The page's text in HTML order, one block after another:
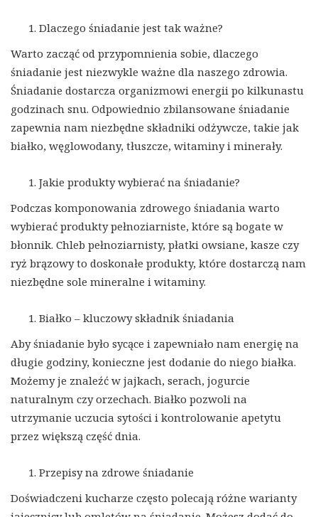
Dlaczego śniadanie jest tak ważne?
Warto zacząć od przypomnienia sobie, dlaczego
śniadanie jest niezwykle ważne dla naszego zdrowia.
Śniadanie dostarcza organizmowi energii po kilkunastu
godzinach snu. Odpowiednio zbilansowane śniadanie
zapewnia nam niezbędne składniki odżywcze, takie jak
białko, węglowodany, tłuszcze, witaminy i minerały.
Jakie produkty wybierać na śniadanie?
Podczas komponowania zdrowego śniadania warto
wybierać produkty pełnoziarniste, które są bogate w
błonnik. Chleb pełnoziarnisty, płatki owsiane, kasze czy
ryż brązowy to doskonałe produkty, które dostarczą nam
niezbędne sole mineralne i witaminy.
Białko – kluczowy składnik śniadania
Aby śniadanie było sycące i zapewniało nam energię na
długie godziny, konieczne jest dodanie do niego białka.
Możemy je znaleźć w jajkach, serach, jogurcie
naturalnym czy orzechach. Białko pozwoli na
utrzymanie uczucia sytości i kontrolowanie apetytu
przez większą część dnia.
Przepisy na zdrowe śniadanie
Doświadczeni kucharze często polecają różne warianty